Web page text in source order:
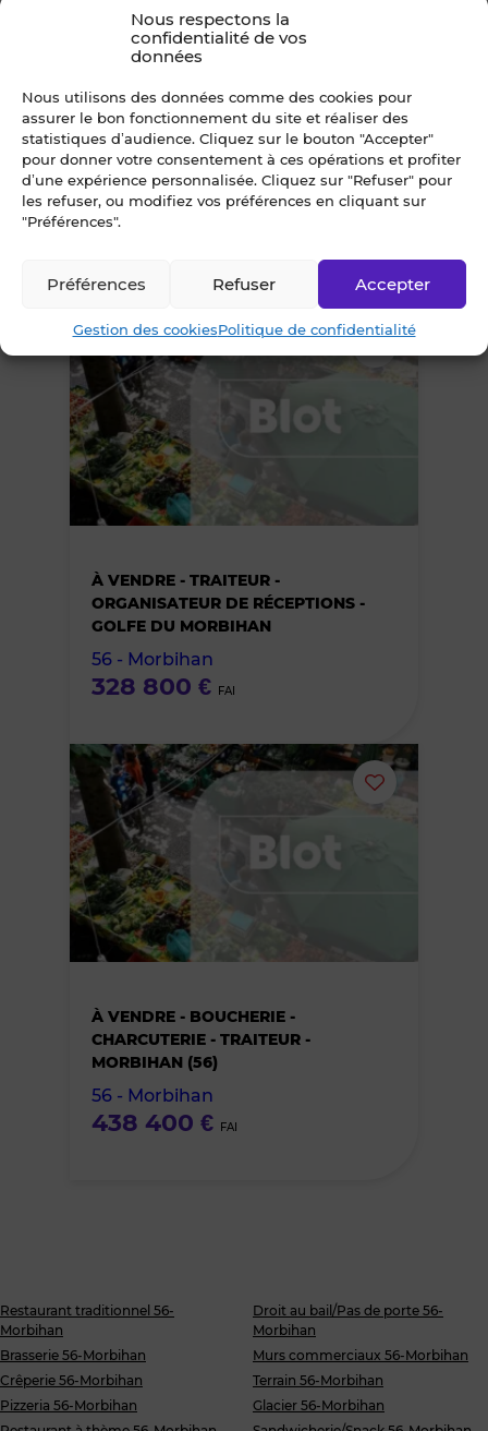
Nous respectons la
confidentialité de vos
données
Nous utilisons des données comme des cookies pour
assurer le bon fonctionnement du site et réaliser des
statistiques d’audience. Cliquez sur le bouton "Accepter"
pour donner votre consentement à ces opérations et profiter
d’une expérience personnalisée. Cliquez sur "Refuser" pour
les refuser, ou modifiez vos préférences en cliquant sur
"Préférences".
Accepter
Refuser
Préférences
Gestion des cookiesPolitique de confidentialité
bien
des
favoris
À VENDRE - TRAITEUR CHARCUTERIE
- MORBIHAN (56)
56 - Morbihan
À VENDRE - TRAITEUR -
ORGANISATEUR DE RÉCEPTIONS -
GOLFE DU MORBIHAN
56 - Morbihan
328 800 € FAI
Ajouter
À VENDRE - BOUCHERIE -
CHARCUTERIE - TRAITEUR -
MORBIHAN (56)
56 - Morbihan
438 400 € FAI
Restaurant traditionnel 56-
Morbihan
Brasserie 56-Morbihan
Crêperie 56-Morbihan
Pizzeria 56-Morbihan
Droit au bail/Pas de porte 56-
Morbihan
Murs commerciaux 56-Morbihan
Terrain 56-Morbihan
Glacier 56-Morbihan